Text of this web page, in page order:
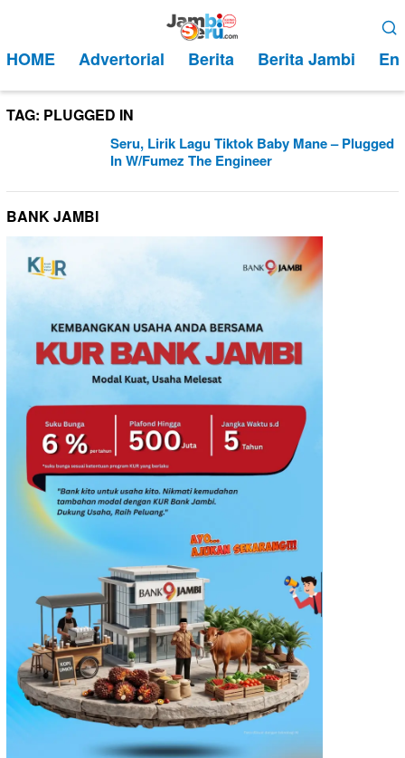
kontenMobile
HOME Advertorial Berita Berita Jambi
TAG: PLUGGED IN
Seru, Lirik Lagu Tiktok Baby Mane – Plugged
In W/Fumez The Engineer
BANK JAMBI